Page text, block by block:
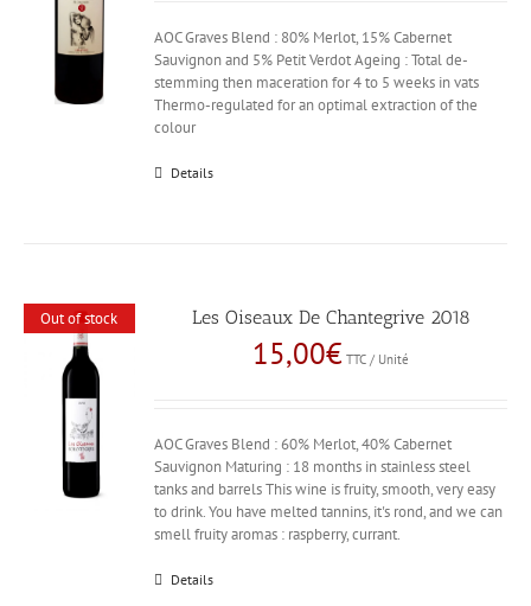
AOC Graves Blend : 80% Merlot, 15% Cabernet
Sauvignon and 5% Petit Verdot Ageing : Total de-
stemming then maceration for 4 to 5 weeks in vats
Thermo-regulated for an optimal extraction of the
colour
Details
Out of stock Les Oiseaux De Chantegrive 2018
15,00€ TTC / Unité
AOC Graves Blend : 60% Merlot, 40% Cabernet
Sauvignon Maturing : 18 months in stainless steel
tanks and barrels This wine is fruity, smooth, very easy
to drink. You have melted tannins, it's rond, and we can
smell fruity aromas : raspberry, currant.
Details